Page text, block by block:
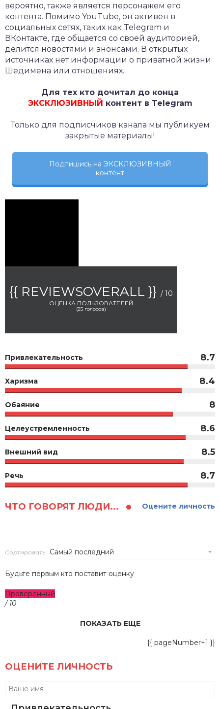
вероятно, также является персонажем его
контента. Помимо YouTube, он активен в
социальных сетях, таких как Telegram и
ВКонтакте, где общается со своей аудиторией,
делится новостями и анонсами. В открытых
источниках нет информации о приватной жизни
Шедимена или отношениях.
Для тех кто дочитал до конца
ЭКСКЛЮЗИВНЫЙ контент в Telegram
Только для подписчиков канала мы публикуем
закрытые материалы!
Подпишись на ЭКСКЛЮЗИВНЫЙ
контент
{{ REVIEWSOVERALL }} / 10
ОЦЕНКА ПОЛЬЗОВАТЕЛЕЙ
(25голосов)
Привлекательность 8.7
Харизма 8.4
Обаяние 8
Целеустремленность 8.6
Внешний вид 8.5
Речь 8.7
ЧТО ГОВОРЯТ ЛЮДИ... Оцените личность
Сортировать:
Будьте первым кто поставит оценку
Проверенный
/ 10
ПОКАЗАТЬ ЕЩЕ
{{ pageNumber+1 }}
ОЦЕНИТЕ ЛИЧНОСТЬ